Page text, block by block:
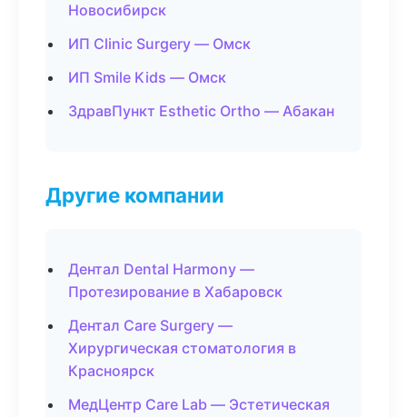
Новосибирск
ИП Clinic Surgery — Омск
ИП Smile Kids — Омск
ЗдравПункт Esthetic Ortho — Абакан
Другие компании
Дентал Dental Harmony —
Протезирование в Хабаровск
Дентал Care Surgery —
Хирургическая стоматология в
Красноярск
МедЦентр Care Lab — Эстетическая